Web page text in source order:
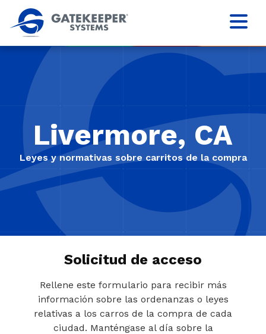
Livermore, CA
Leyes y normativas sobre carritos de la compra
Solicitud de acceso
Rellene este formulario para recibir más
información sobre las ordenanzas o leyes
relativas a los carros de la compra de cada
ciudad. Manténgase al día sobre la